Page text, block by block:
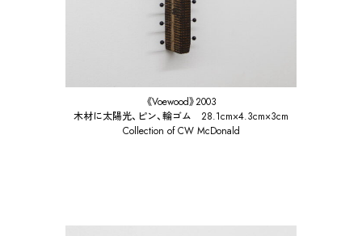
《Voewood》2003
木材に太陽光、ピン、輪ゴム 28.1cm×4.3cm×3cm
Collection of CW McDonald